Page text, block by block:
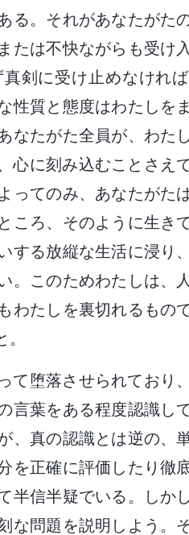
る。それがあなたがた
たは不快ながらも受け
剣に受け止めなけれ
性質と態度はわたしを
なたがた全員が、わた
に刻み込むことさえ
ってのみ、あなたがた
ころ、そのように生き
する放縦な生活に浸り
。このためわたしは、
わたしを裏切れるもの
て堕落させられており
言葉をある程度認識し
、真の認識とは逆の、
を正確に評価したり徹
半信半疑でいる。しか
な問題を説明しよう。